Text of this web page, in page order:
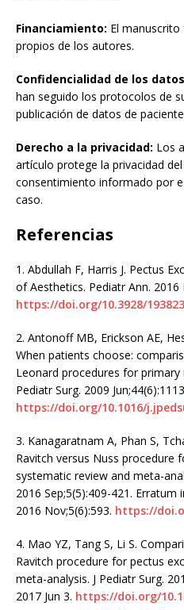
Financiamiento: El
propios de los autores.
Confidencialidad de los
han seguido los protocolos de
publicación de datos de
Derecho a la privacidad: Los
artículo protege la privacidad
consentimiento informado por
caso.
Referencias
1. Abdullah F, Harris J. Pectus
of Aesthetics. Pediatr Ann. 2016
https://doi.org/10.3928/
2. Antonoff MB, Erickson AE,
When patients choose:
Leonard procedures for primary
Pediatr Surg. 2009
https://doi.org/10.1016/
3. Kanagaratnam A, Phan S,
Ravitch versus Nuss procedure
systematic review and meta-
2016 Sep;5(5):409-421. Erratum
2016 Nov;5(6):593. https://
4. Mao YZ, Tang S, Li S.
Ravitch procedure for pectus
meta-analysis. J Pediatr Surg.
2017 Jun 3. https://doi.org/